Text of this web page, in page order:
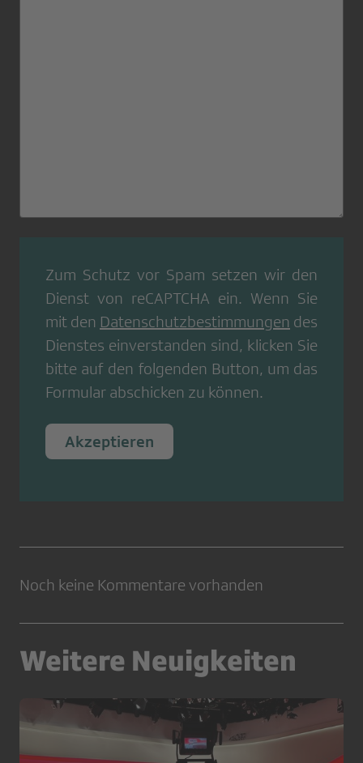
Zum Schutz vor Spam setzen wir den
Dienst von reCAPTCHA ein. Wenn Sie
mit den Datenschutzbestimmungen des
Dienstes einverstanden sind, klicken Sie
bitte auf den folgenden Button, um das
Formular abschicken zu können.
Akzeptieren
Noch keine Kommentare vorhanden
Weitere Neuigkeiten